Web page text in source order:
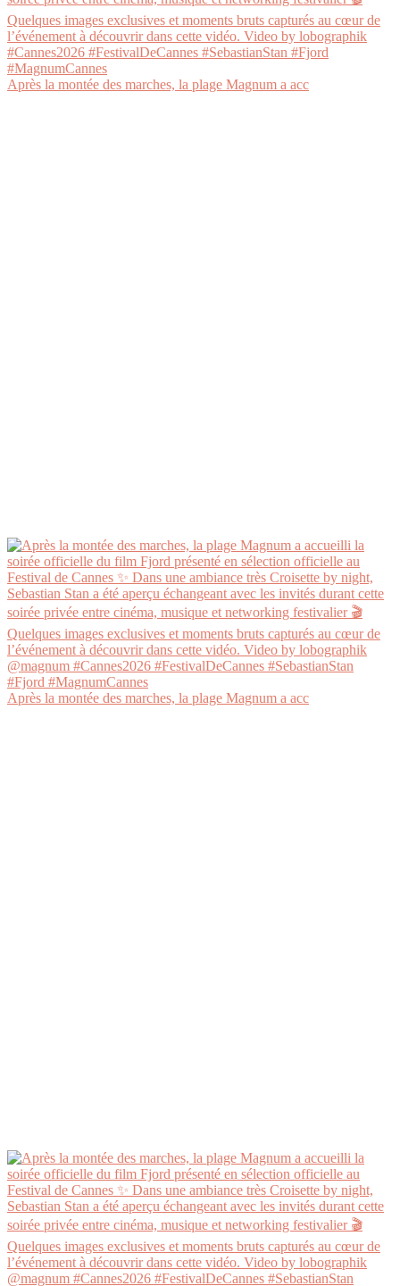
Après la montée des marches, la plage Magnum a acc
Après la montée des marches, la plage Magnum a acc